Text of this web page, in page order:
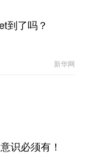
到了吗？
新华网
识必须有！